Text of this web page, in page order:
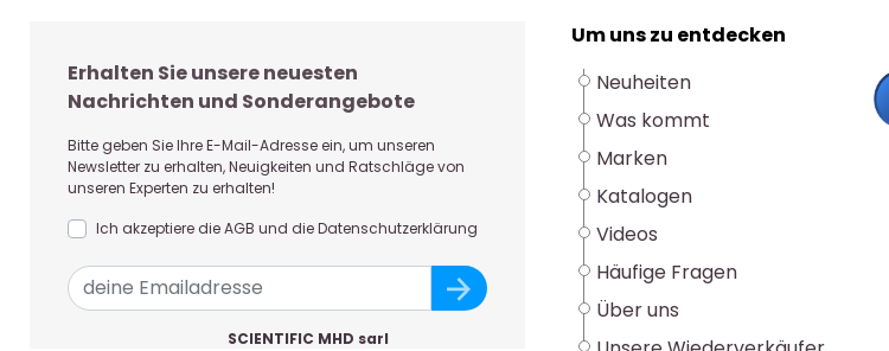
Erhalten Sie unsere neuesten
Nachrichten und Sonderangebote
Bitte geben Sie Ihre E-Mail-Adresse ein, um unseren
Newsletter zu erhalten, Neuigkeiten und Ratschläge von
unseren Experten zu erhalten!
Ich akzeptiere die AGB und die Datenschutzerklärung
Um uns zu entdecken
Neuheiten
Was kommt
Marken
Katalogen
Videos
Häufige Fragen
Über uns
SCIENTIFIC MHD sarl